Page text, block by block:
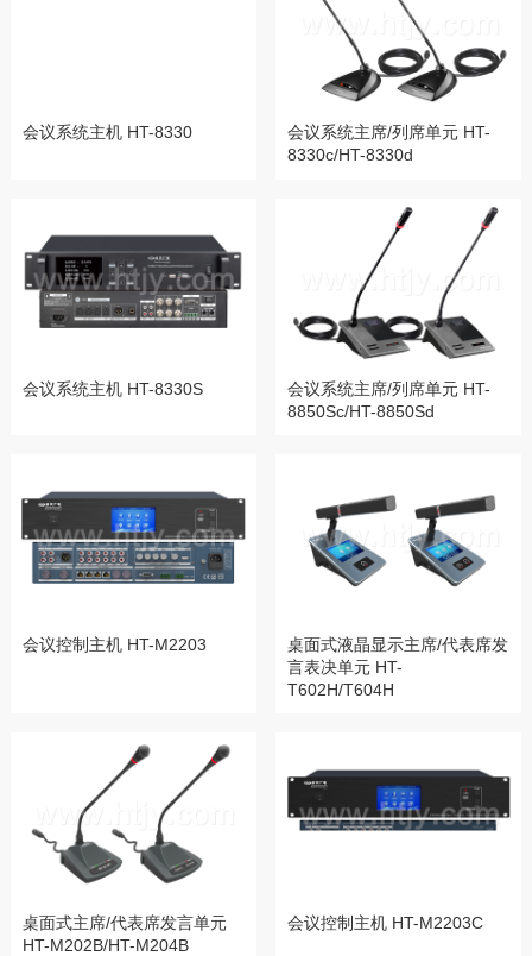
会议系统主机 HT-8330
会议系统主席/列席单元 HT-
8330c/HT-8330d
会议系统主机 HT-8330S
会议系统主席/列席单元 HT-
8850Sc/HT-8850Sd
会议控制主机 HT-M2203
桌面式液晶显示主席/代表席发
言表决单元 HT-
T602H/T604H
桌面式主席/代表席发言单元
HT-M202B/HT-M204B
会议控制主机 HT-M2203C